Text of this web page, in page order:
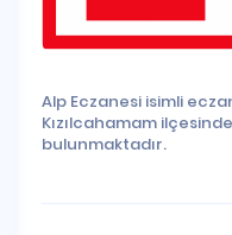
Alp Eczanesi isimli
Kızılcahamam
bulunmaktadır.